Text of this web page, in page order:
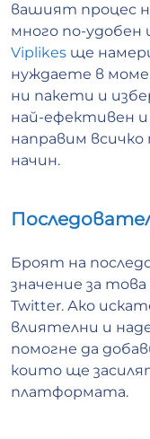
вашият процес
много по-удобен
Viplikes ще
нуждаете в
ни пакети и
най-ефективен и
направим
начин.
Броят на
значение за
Twitter. Ако
влиятелни и
помогне да
които ще
платформата.